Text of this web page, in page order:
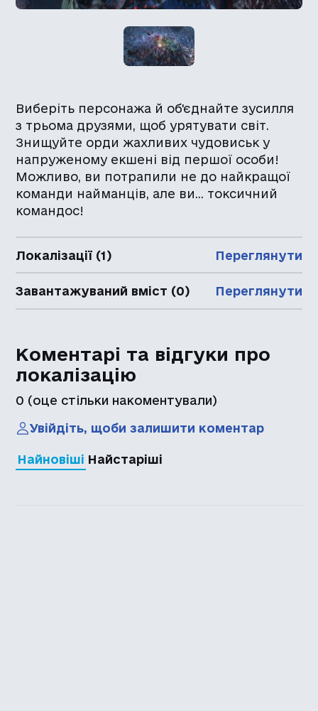
Виберіть персонажа й об'єднайте зусилля
з трьома друзями, щоб урятувати світ.
Знищуйте орди жахливих чудовиськ у
напруженому екшені від першої особи!
Можливо, ви потрапили не до найкращої
команди найманців, але ви... токсичний
командос!
Локалізації (1) Переглянути
Завантажуваний вміст (0) Переглянути
Коментарі та відгуки про
локалізацію
0 (оце стільки накоментували)
Увійдіть, щоби залишити коментар
Найновіші Найстаріші